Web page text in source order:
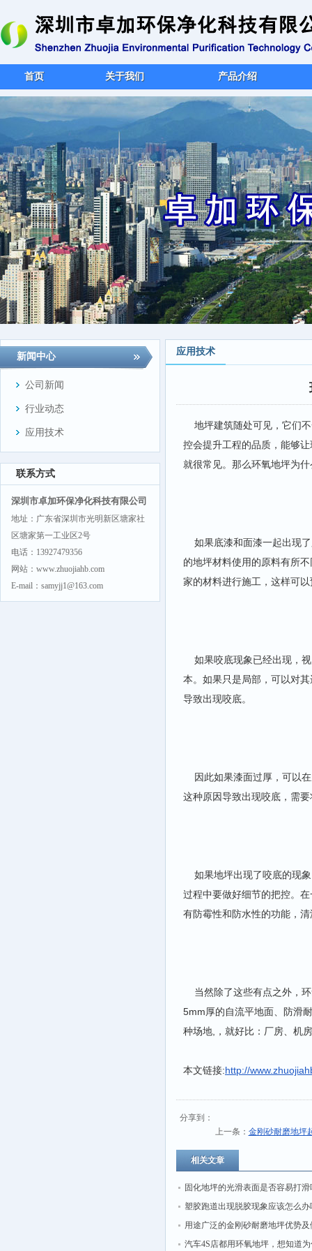
首页 关于我们 产品介绍
新闻中心
公司新闻
行业动态
应用技术
联系方式
深圳市卓加环保净化科技有限公司
地址：广东省深圳市光明新区塘家社
区塘家第一工业区2号
电话：13927479356
网站：www.zhuojiahb.com
E-mail：samyjj1@163.com
应用技术
地坪建筑随处可见，它们不
控会提升工程的品质，能够
就很常见。那么环氧地坪为
如果底漆和面漆一起出现了
的地坪材料使用的原料有所
家的材料进行施工，这样可
如果咬底现象已经出现，视
本。如果只是局部，可以对
导致出现咬底。
因此如果漆面过厚，可以在
这种原因导致出现咬底，需
如果地坪出现了咬底的现象
过程中要做好细节的把控。
有防霉性和防水性的功能，
当然除了这些有点之外，环
5mm厚的自流平地面、防滑
种场地,，就好比：厂房、机
本文链接:http://
分享到：
上一条： 金刚砂耐磨地坪
相关文章
固化地坪的光滑表面是否容易打滑
塑胶跑道出现脱胶现象应该怎么办
用途广泛的金刚砂耐磨地坪优势及
汽车4S店都用环氧地坪，想知道